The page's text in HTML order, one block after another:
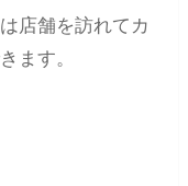
店舗を訪れてカ
ます。